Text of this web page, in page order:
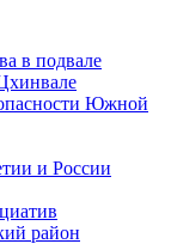
в подвале
Южной
и России
район